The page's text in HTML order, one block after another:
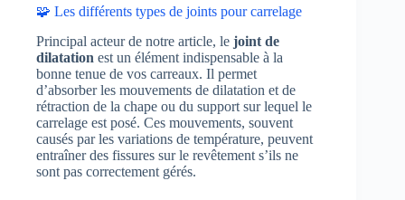
🧩 Les différents types de joints pour carrelage
Principal acteur de notre article, le joint de
dilatation est un élément indispensable à la
bonne tenue de vos carreaux. Il permet
d’absorber les mouvements de dilatation et de
rétraction de la chape ou du support sur lequel le
carrelage est posé. Ces mouvements, souvent
causés par les variations de température, peuvent
entraîner des fissures sur le revêtement s’ils ne
sont pas correctement gérés.